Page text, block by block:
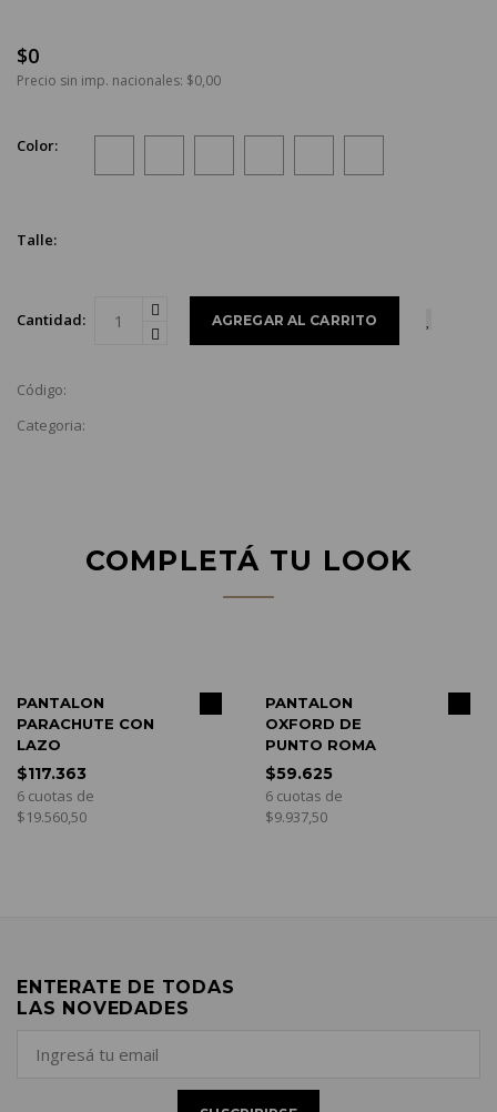
$0
Precio sin imp. nacionales: $0,00
Color:
Talle:
Cantidad:
Código:
Categoria:
COMPLETÁ TU LOOK
PANTALON
PARACHUTE CON
LAZO
$117.363
6 cuotas de
$19.560,50
PANTALON
OXFORD DE
PUNTO ROMA
$59.625
6 cuotas de
$9.937,50
ENTERATE DE TODAS
LAS NOVEDADES